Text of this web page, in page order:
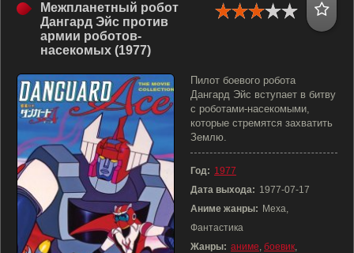
Межпланетный робот
Дангард Эйс против
армии роботов-
насекомых (1977)
Пилот боевого робота
Дангард Эйс вступает в битву
с роботами-насекомыми,
которые стремятся захватить
Землю.
Год: 1977
Дата выхода: 1977-07-17
Аниме жанры: Меха,
Фантастика
Жанры: аниме, боевик,